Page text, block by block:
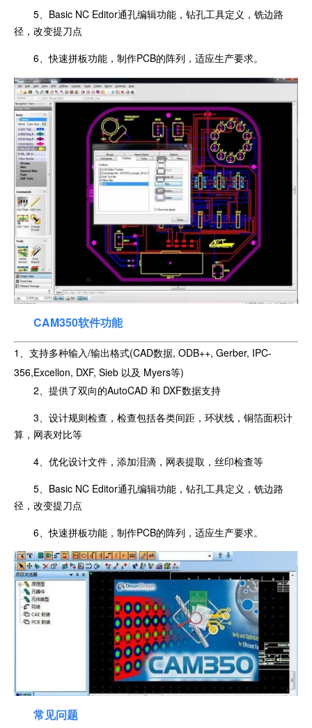
5、Basic NC Editor通孔编辑功能，钻孔工具定义，铣边路
径，改变提刀点
6、快速拼板功能，制作PCB的阵列，适应生产要求。
CAM350软件功能
1、支持多种输入/输出格式(CAD数据, ODB++, Gerber, IPC-
356,Excellon, DXF, Sieb 以及 Myers等)
2、提供了双向的AutoCAD 和 DXF数据支持
3、设计规则检查，检查包括各类间距，环状线，铜箔面积计
算，网表对比等
4、优化设计文件，添加泪滴，网表提取，丝印检查等
5、Basic NC Editor通孔编辑功能，钻孔工具定义，铣边路
径，改变提刀点
6、快速拼板功能，制作PCB的阵列，适应生产要求。
常见问题